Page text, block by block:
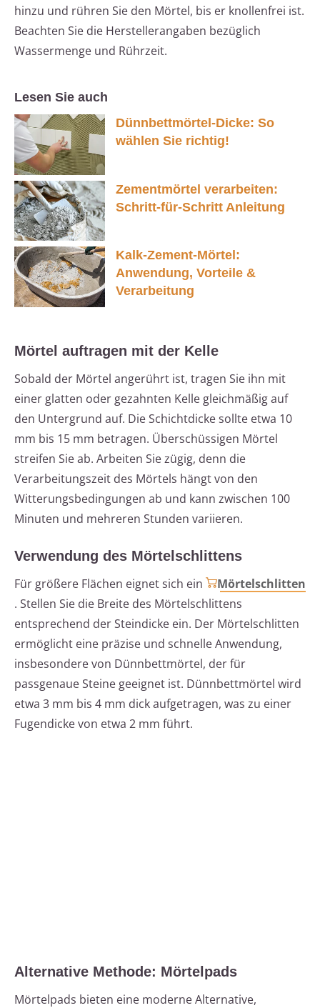
hinzu und rühren Sie den Mörtel, bis er knollenfrei ist.
Beachten Sie die Herstellerangaben bezüglich
Wassermenge und Rührzeit.
Lesen Sie auch
Dünnbettmörtel-Dicke: So
wählen Sie richtig!
Zementmörtel verarbeiten:
Schritt-für-Schritt Anleitung
Kalk-Zement-Mörtel:
Anwendung, Vorteile &
Verarbeitung
Mörtel auftragen mit der Kelle
Sobald der Mörtel angerührt ist, tragen Sie ihn mit
einer glatten oder gezahnten Kelle gleichmäßig auf
den Untergrund auf. Die Schichtdicke sollte etwa 10
mm bis 15 mm betragen. Überschüssigen Mörtel
streifen Sie ab. Arbeiten Sie zügig, denn die
Verarbeitungszeit des Mörtels hängt von den
Witterungsbedingungen ab und kann zwischen 100
Minuten und mehreren Stunden variieren.
Verwendung des Mörtelschlittens
Für größere Flächen eignet sich ein
Mörtelschlitten
. Stellen Sie die Breite des Mörtelschlittens
entsprechend der Steindicke ein. Der Mörtelschlitten
ermöglicht eine präzise und schnelle Anwendung,
insbesondere von Dünnbettmörtel, der für
passgenaue Steine geeignet ist. Dünnbettmörtel wird
etwa 3 mm bis 4 mm dick aufgetragen, was zu einer
Fugendicke von etwa 2 mm führt.
Alternative Methode: Mörtelpads
Mörtelpads bieten eine moderne Alternative,